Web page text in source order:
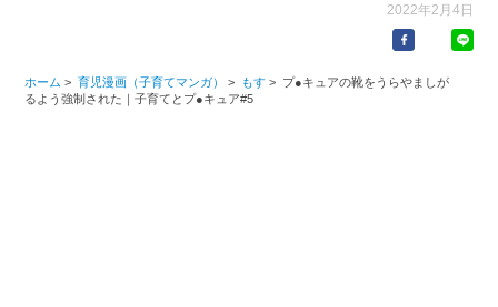
2022年2月4日
ホーム > 育児漫画（子育てマンガ） > もす > プ●キュアの靴をうらやましが
るよう強制された｜子育てとプ●キュア#5